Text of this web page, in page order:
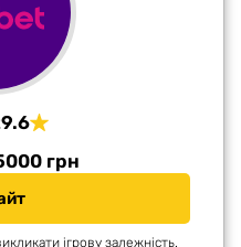
9.6
грн
ігрову залежність.